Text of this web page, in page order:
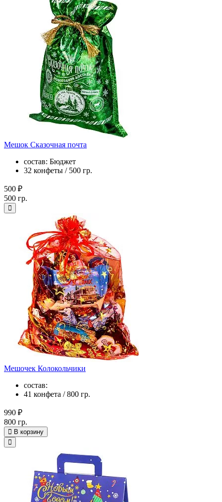
Мешок Сказочная почта
состав: Бюджет
32 конфеты / 500 гр.
500 ₽
500 гр.
Мешочек Колокольчики
состав:
41 конфета / 800 гр.
990 ₽
800 гр.
В корзину